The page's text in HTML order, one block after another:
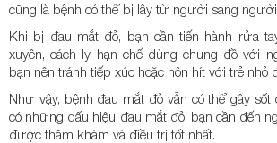
cũng là bệnh có thể bị lây từ người sang
Khi bị đau mắt đỏ, bạn cần tiến hành rửa
xuyên, cách ly hạn chế dùng chung đồ với
bạn nên tránh tiếp xúc hoặc hôn hít với trẻ nhỏ
Như vậy, bệnh đau mắt đỏ vẫn có thể gây
có những dấu hiệu đau mắt đỏ, bạn cần đến
được thăm khám và điều trị tốt nhất.